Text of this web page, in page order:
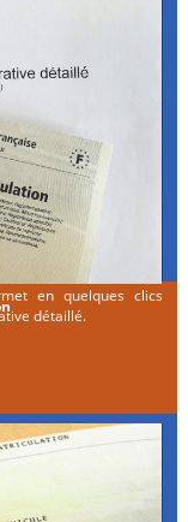
en quelques clics
détaillé.